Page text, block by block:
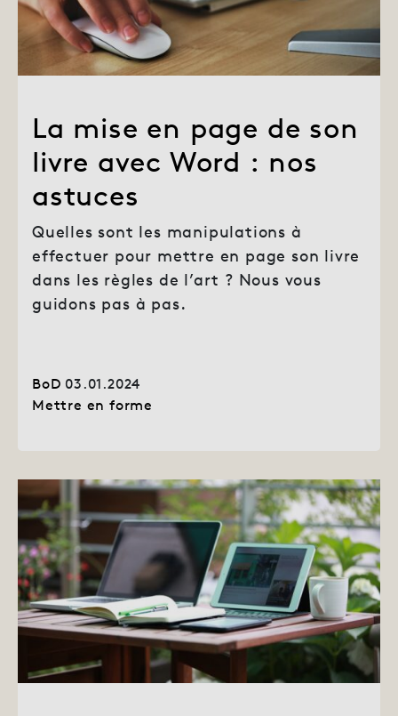
La mise en page de son
livre avec Word : nos
astuces
Quelles sont les manipulations à
effectuer pour mettre en page son livre
dans les règles de l’art ? Nous vous
guidons pas à pas.
BoD 03.01.2024
Mettre en forme